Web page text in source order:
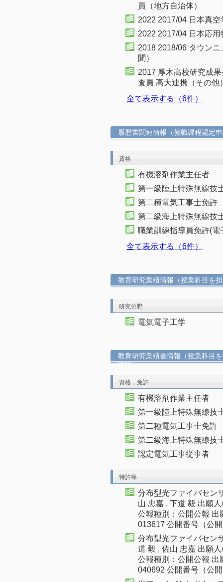
員（地方自治体）
2022 2017/04 日本真
2022 2017/04 日本応
2018 2018/06 タウン
聞）
2017 厚木高校研究成
査員 高大連携（その他
全て表示する（6件）
履歴書関連情報（教職課程認定
資格
有機溶剤作業主任者
第一級陸上特殊無線技
第二種電気工事士免許
第二級海上特殊無線技
職業訓練指導員免許(電
全て表示する（6件）
教育研究業績情報（授業科目を
研究分野
電気電子工学
教育研究業績書情報（授業科目
事項
資格，免許
有機溶剤作業主任者
第一級陸上特殊無線技
第二種電気工事士免許
第二級海上特殊無線技
認定電気工事従事者
特許等
分布型光ファイバセン
山 忠嘉 , 下道 毅 出願
公報種別：公開公報 出
013617 公開番号（公
分布型光ファイバセン
道 毅 , 佐山 忠嘉 出願
公報種別：公開公報 出
040692 公開番号（公